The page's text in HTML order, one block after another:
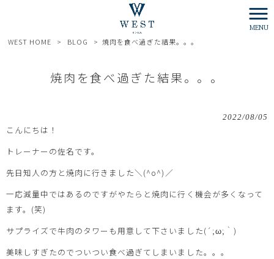
MENU
WEST HOME > BLOG > 焼肉を食べ過ぎた結果。。。
焼肉を食べ過ぎた結果。。。
2022/08/05
こんにちは！
トレーナーの佐名です。
先日知人の方と焼肉に行きました＼(^o^)／
一応減量中ではあるのですがやたらと焼肉に行く機会が多くなって
ます。(笑)
サプライズで牛肉のタワーも用意して下さいました(´;ω;｀)
美味しすぎたのでついつい食べ過ぎてしまいました。。。